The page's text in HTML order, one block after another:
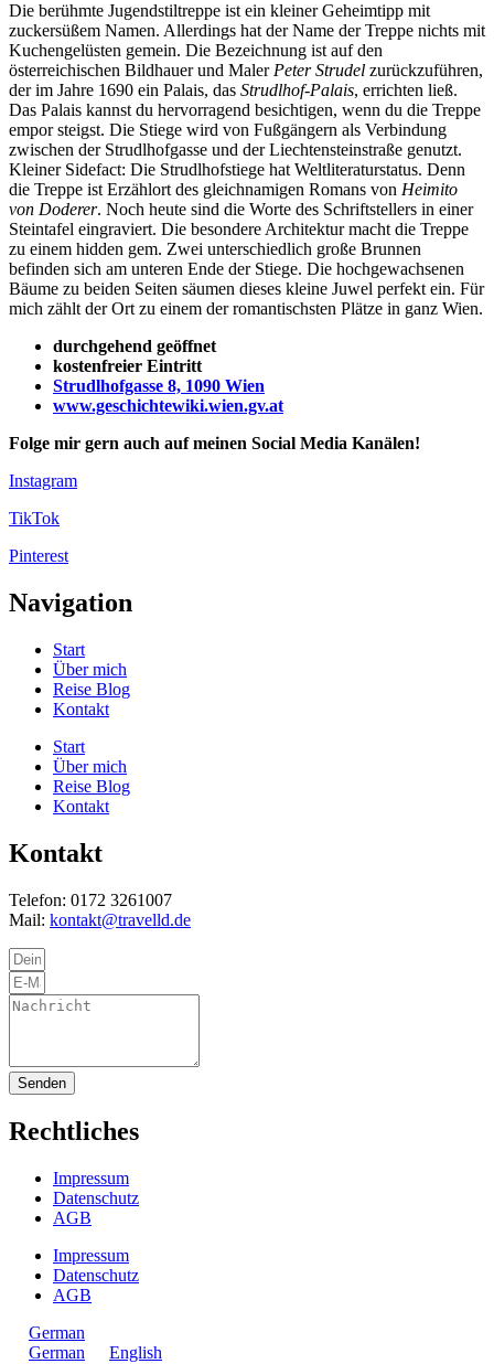
Die berühmte Jugendstiltreppe ist ein kleiner Geheimtipp mit
zuckersüßem Namen. Allerdings hat der Name der Treppe nichts mit
Kuchengelüsten gemein. Die Bezeichnung ist auf den
österreichischen Bildhauer und Maler Peter Strudel zurückzuführen,
der im Jahre 1690 ein Palais, das Strudlhof-Palais, errichten ließ.
Das Palais kannst du hervorragend besichtigen, wenn du die Treppe
empor steigst. Die Stiege wird von Fußgängern als Verbindung
zwischen der Strudlhofgasse und der Liechtensteinstraße genutzt.
Kleiner Sidefact: Die Strudlhofstiege hat Weltliteraturstatus. Denn
die Treppe ist Erzählort des gleichnamigen Romans von Heimito
von Doderer. Noch heute sind die Worte des Schriftstellers in einer
Steintafel eingraviert. Die besondere Architektur macht die Treppe
zu einem hidden gem. Zwei unterschiedlich große Brunnen
befinden sich am unteren Ende der Stiege. Die hochgewachsenen
Bäume zu beiden Seiten säumen dieses kleine Juwel perfekt ein. Für
mich zählt der Ort zu einem der romantischsten Plätze in ganz Wien.
durchgehend geöffnet
kostenfreier Eintritt
Strudlhofgasse 8, 1090 Wien
www.geschichtewiki.wien.gv.at
Folge mir gern auch auf meinen Social Media Kanälen!
Instagram
TikTok
Pinterest
Navigation
Start
Über mich
Reise Blog
Kontakt
Start
Über mich
Reise Blog
Kontakt
Kontakt
Telefon: 0172 3261007
Mail: kontakt@travelld.de
Senden
Rechtliches
Impressum
Datenschutz
AGB
Impressum
Datenschutz
AGB
German
German
English